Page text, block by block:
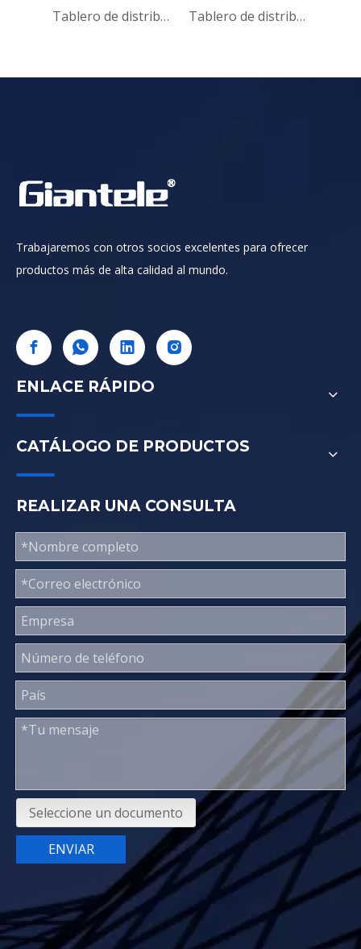
Tablero de distribución con caja metálica de CA movible de tipo blindado mediano KYN28 Tablero de distribución revestido de metal extraíble de bajo voltaje MNS
Trabajaremos con otros socios excelentes para ofrecer
productos más de alta calidad al mundo.
ENLACE RÁPIDO
CATÁLOGO DE PRODUCTOS
REALIZAR UNA CONSULTA
Seleccione un documento
ENVIAR